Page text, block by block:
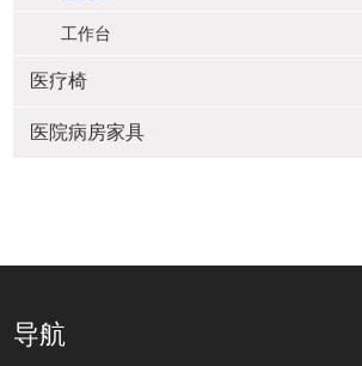
工作台
医疗椅
医院病房家具
导航